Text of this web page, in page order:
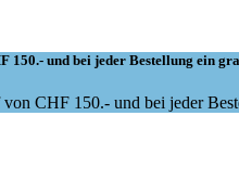
und bei jeder Bestellung ein
CHF 150.- und bei jeder